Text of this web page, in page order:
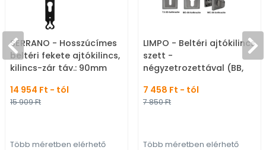
SERRANO - Hosszúcímes
beltéri fekete ajtókilincs,
kilincs-zár táv.: 90mm
14 954 Ft - tól
15 909 Ft
Több méretben elérhető
LIMPO - Beltéri ajtókilincs
szett -
négyzetrozettával (BB,
7 458 Ft - tól
7 850 Ft
Több méretben elérhető